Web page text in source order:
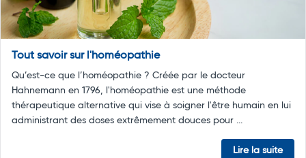
Tout savoir sur l'homéopathie
Qu’est-ce que l’homéopathie ? Créée par le docteur
Hahnemann en 1796, l'homéopathie est une méthode
thérapeutique alternative qui vise à soigner l'être humain en lui
administrant des doses extrêmement douces pour ...
Lire la suite